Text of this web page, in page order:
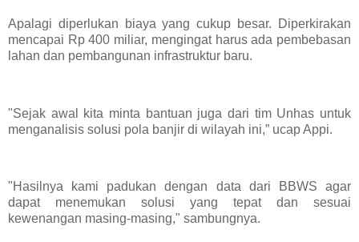
Apalagi diperlukan biaya yang cukup besar. Diperkirakan
mencapai Rp 400 miliar, mengingat harus ada pembebasan
lahan dan pembangunan infrastruktur baru.
"Sejak awal kita minta bantuan juga dari tim Unhas untuk
menganalisis solusi pola banjir di wilayah ini,” ucap Appi.
"Hasilnya kami padukan dengan data dari BBWS agar
dapat menemukan solusi yang tepat dan sesuai
kewenangan masing-masing," sambungnya.